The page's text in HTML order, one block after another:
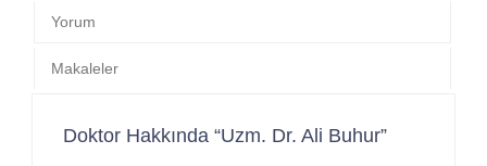
Yorum
Makaleler
Doktor Hakkında “Uzm. Dr. Ali Buhur”